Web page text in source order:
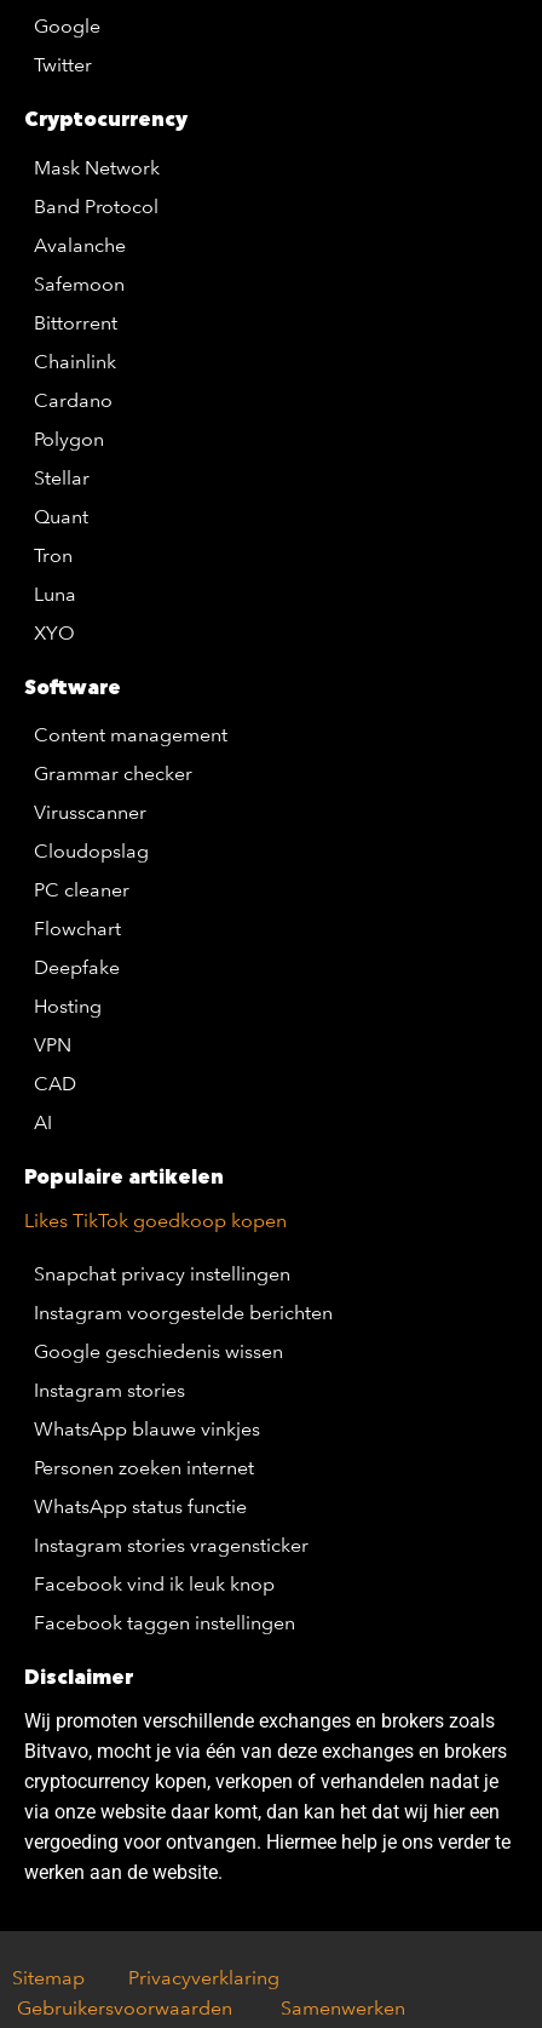
Google
Twitter
Cryptocurrency
Mask Network
Band Protocol
Avalanche
Safemoon
Bittorrent
Chainlink
Cardano
Polygon
Stellar
Quant
Tron
Luna
XYO
Software
Content management
Grammar checker
Virusscanner
Cloudopslag
PC cleaner
Flowchart
Deepfake
Hosting
VPN
CAD
AI
Populaire artikelen
Likes TikTok goedkoop kopen
Snapchat privacy instellingen
Instagram voorgestelde berichten
Google geschiedenis wissen
Instagram stories
WhatsApp blauwe vinkjes
Personen zoeken internet
WhatsApp status functie
Instagram stories vragensticker
Facebook vind ik leuk knop
Facebook taggen instellingen
Disclaimer
Wij promoten verschillende exchanges en brokers zoals
Bitvavo, mocht je via één van deze exchanges en brokers
cryptocurrency kopen, verkopen of verhandelen nadat je
via onze website daar komt, dan kan het dat wij hier een
vergoeding voor ontvangen. Hiermee help je ons verder te
werken aan de website.
Sitemap
Privacyverklaring
Gebruikersvoorwaarden
Samenwerken